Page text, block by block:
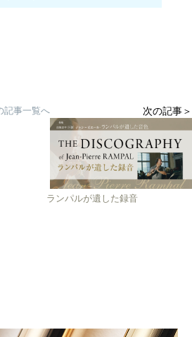
次の記事＞
ランパルが遺した録音
記事一覧へ